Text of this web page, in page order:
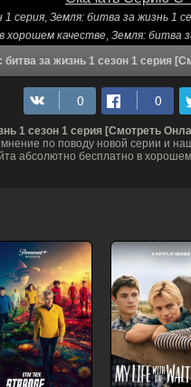
1 серия, Земля: битва за жизнь 1
хорошем качестве, Земля: битва
за жизнь 1 сезон 1 серия
1 сезон 1 серия [Смотреть
по поводу новой серии и
абсолютно бесплатно в